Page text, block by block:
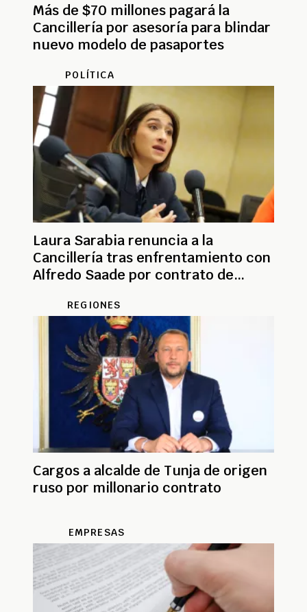
Más de $70 millones pagará la
Cancillería por asesoría para blindar
nuevo modelo de pasaportes
POLÍTICA
Laura Sarabia renuncia a la
Cancillería tras enfrentamiento con
Alfredo Saade por contrato de
REGIONES
Cargos a alcalde de Tunja de origen
ruso por millonario contrato
EMPRESAS